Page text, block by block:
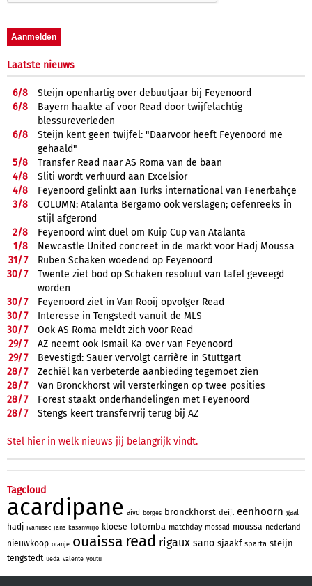
Laatste nieuws
6/8
Steijn openhartig over debuutjaar bij Feyenoord
6/8
Bayern haakte af voor Read door twijfelachtig
blessureverleden
6/8
Steijn kent geen twijfel: "Daarvoor heeft Feyenoord me
gehaald"
5/8
Transfer Read naar AS Roma van de baan
4/8
Sliti wordt verhuurd aan Excelsior
4/8
Feyenoord gelinkt aan Turks international van Fenerbahçe
3/8
COLUMN: Atalanta Bergamo ook verslagen; oefenreeks in
stijl afgerond
2/8
Feyenoord wint duel om Kuip Cup van Atalanta
1/8
Newcastle United concreet in de markt voor Hadj Moussa
31/7
Ruben Schaken woedend op Feyenoord
30/7
Twente ziet bod op Schaken resoluut van tafel geveegd
worden
30/7
Feyenoord ziet in Van Rooij opvolger Read
30/7
Interesse in Tengstedt vanuit de MLS
30/7
Ook AS Roma meldt zich voor Read
29/7
AZ neemt ook Ismail Ka over van Feyenoord
29/7
Bevestigd: Sauer vervolgt carrière in Stuttgart
28/7
Zechiël kan verbeterde aanbieding tegemoet zien
28/7
Van Bronckhorst wil versterkingen op twee posities
28/7
Forest staakt onderhandelingen met Feyenoord
28/7 Stengs keert transfervrij terug bij AZ
Stel hier in welk nieuws jij belangrijk vindt.
Tagcloud
acardipane aivd borges bronckhorst deijl eenhoorn gaal
hadj ivanusec jans kasanwirjo kloese lotomba matchday mossad moussa nederland
nieuwkoop oranje ouaissa read rigaux sano sjaakf sparta steijn
tengstedt ueda valente youtu